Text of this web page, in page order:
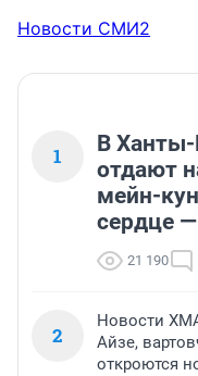
Новости СМИ2
1
В Ханты-
отдают
мейн-
сердце
21 190
2
Новости
Айзе,
откроются